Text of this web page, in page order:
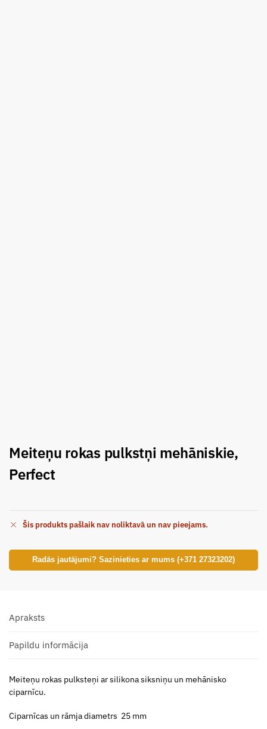
Meiteņu rokas pulkstņi mehāniskie,
Perfect
Šis produkts pašlaik nav noliktavā un nav pieejams.
Radās jautājumi? Sazinieties ar mums (+371 27323202)
Apraksts
Papildu informācija
Meiteņu rokas pulksteņi ar silikona siksniņu un mehānisko
ciparnīcu.
Ciparnīcas un rāmja diametrs 25 mm